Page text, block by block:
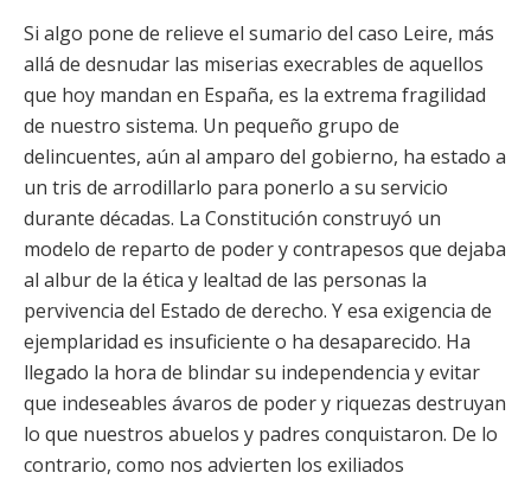
Si algo pone de relieve el sumario del caso Leire, más
allá de desnudar las miserias execrables de aquellos
que hoy mandan en España, es la extrema fragilidad
de nuestro sistema. Un pequeño grupo de
delincuentes, aún al amparo del gobierno, ha estado a
un tris de arrodillarlo para ponerlo a su servicio
durante décadas. La Constitución construyó un
modelo de reparto de poder y contrapesos que dejaba
al albur de la ética y lealtad de las personas la
pervivencia del Estado de derecho. Y esa exigencia de
ejemplaridad es insuficiente o ha desaparecido. Ha
llegado la hora de blindar su independencia y evitar
que indeseables ávaros de poder y riquezas destruyan
lo que nuestros abuelos y padres conquistaron. De lo
contrario, como nos advierten los exiliados